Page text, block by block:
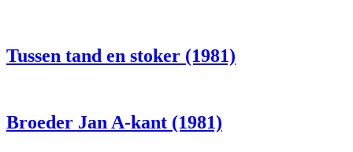
Tussen tand en stoker (1981)
Broeder Jan A-kant (1981)